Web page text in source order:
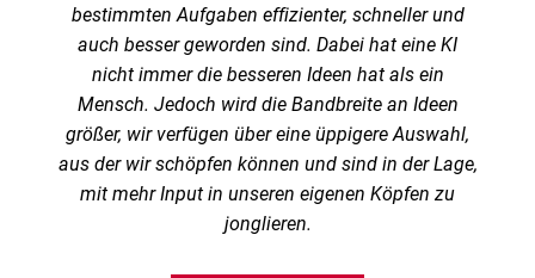
bestimmten Aufgaben effizienter, schneller und
auch besser geworden sind. Dabei hat eine KI
nicht immer die besseren Ideen hat als ein
Mensch. Jedoch wird die Bandbreite an Ideen
größer, wir verfügen über eine üppigere Auswahl,
aus der wir schöpfen können und sind in der Lage,
mit mehr Input in unseren eigenen Köpfen zu
jonglieren.